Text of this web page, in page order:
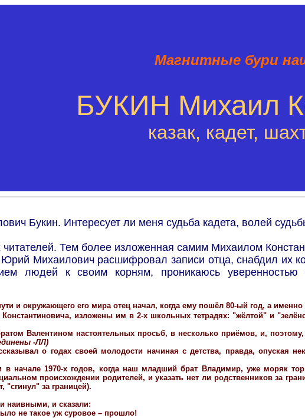
Магнитные бури
БУКИН Михаил
казак, кадет,
Букин. Интересует ли меня судьба кадета, волей
читателей. Тем более изложенная самим Михаилом
Михаилович расшифровал записи отца, снабдил их
людей к своим корням, проникаюсь
и окружающего его мира отец начал, когда ему пошёл 80-ый год, а именно
изложены им в 2-х школьных тетрадях: "жёлтой" и
Валентином настоятельных просьб, в несколько приёмов, и,
-ЛЛ)
о годах своей молодости начиная с детства, правда, опуская
в начале 1970-х годов, когда наш младший брат Владимир, уже моряк
происхождении родителей, и указать нет ли родственников за
"сгинул" за границей).
наивными, и сказали:
не такое уж суровое – прошло!